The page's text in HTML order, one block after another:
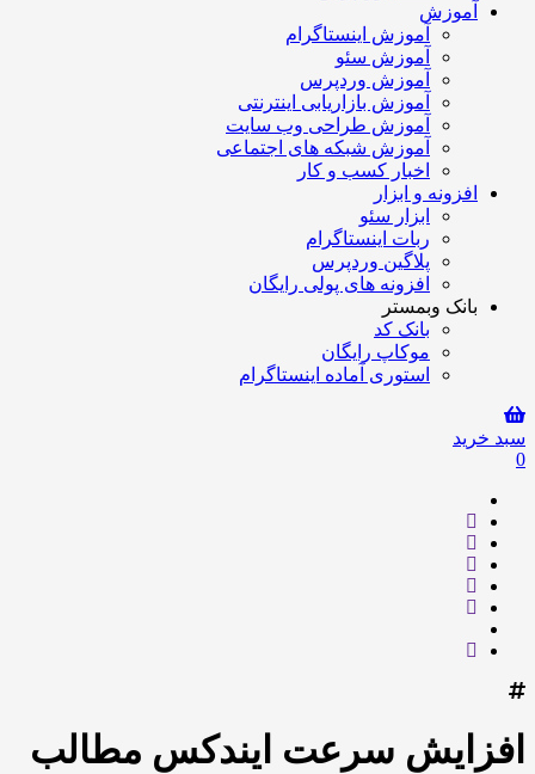
آموزش
آموزش اینستاگرام
آموزش سئو
آموزش وردپرس
آموزش بازاریابی اینترنتی
آموزش طراحی وب سایت
آموزش شبکه های اجتماعی
اخبار کسب و کار
افزونه و ابزار
ابزار سئو
ربات اینستاگرام
پلاگین وردپرس
افزونه های پولی رایگان
بانک وبمستر
بانک کد
موکاپ رایگان
استوری آماده اینستاگرام
سبد خرید
0
افزایش سرعت ایندکس مطالب